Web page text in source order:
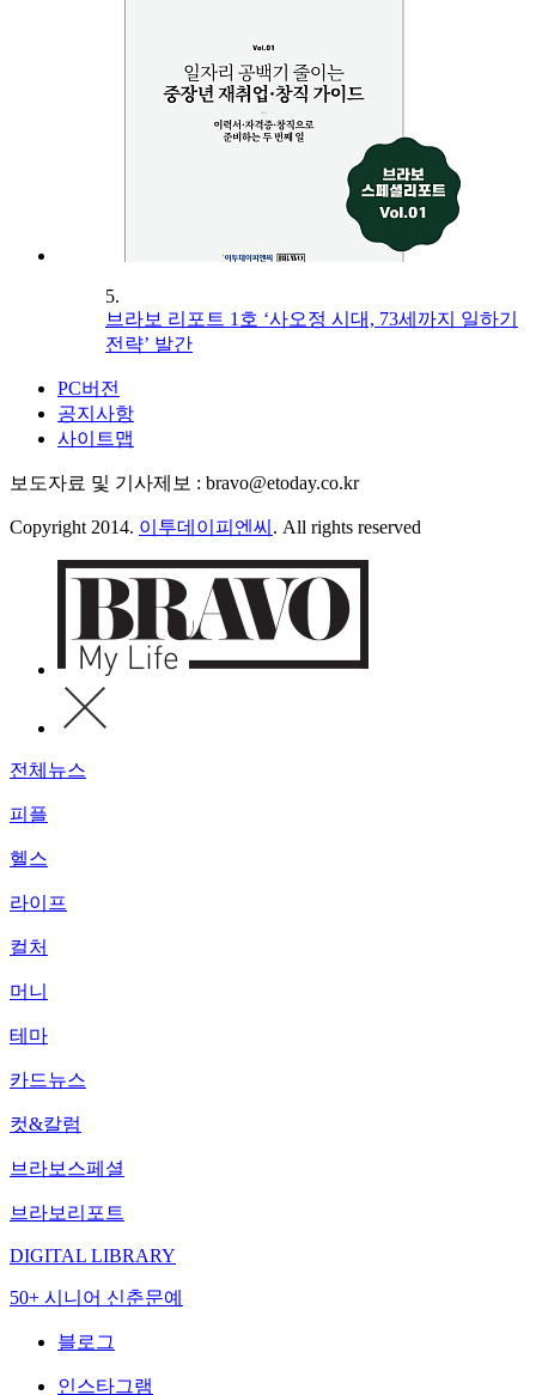
5.
브라보 리포트 1호 ‘사오정 시대, 73세까지 일하기
전략’ 발간
PC버전
공지사항
사이트맵
보도자료 및 기사제보 : bravo@etoday.co.kr
Copyright 2014. 이투데이피엔씨 . All rights reserved
전체뉴스
피플
헬스
라이프
컬처
머니
테마
카드뉴스
컷&칼럼
브라보스페셜
브라보리포트
DIGITAL LIBRARY
50+ 시니어 신춘문예
블로그
인스타그램